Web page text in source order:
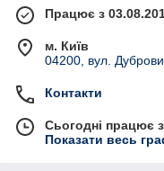
Працює з
м. Київ
04200, вул.
Контакти
Сьогодні працює
Показати весь